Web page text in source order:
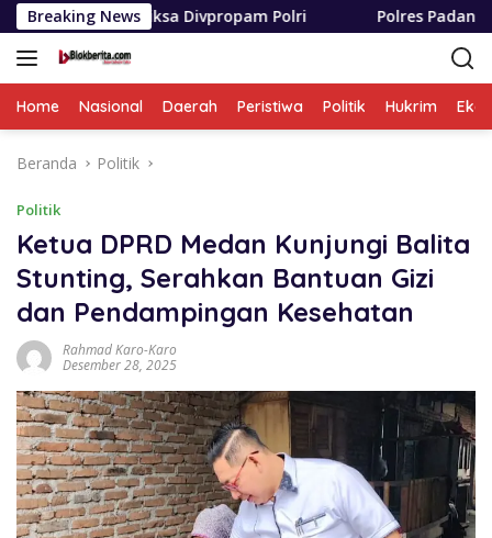
Langsung
ke
konten
Breaking News
Divpropam Polri Polres Padang Lawas Utara
Home Nasional Daerah Peristiwa Politik Hukrim
Beranda Politik
Politik
Ketua DPRD Medan Kunjungi Balita
Stunting, Serahkan Bantuan Gizi
dan Pendampingan Kesehatan
Rahmad Karo-Karo
Desember 28, 2025